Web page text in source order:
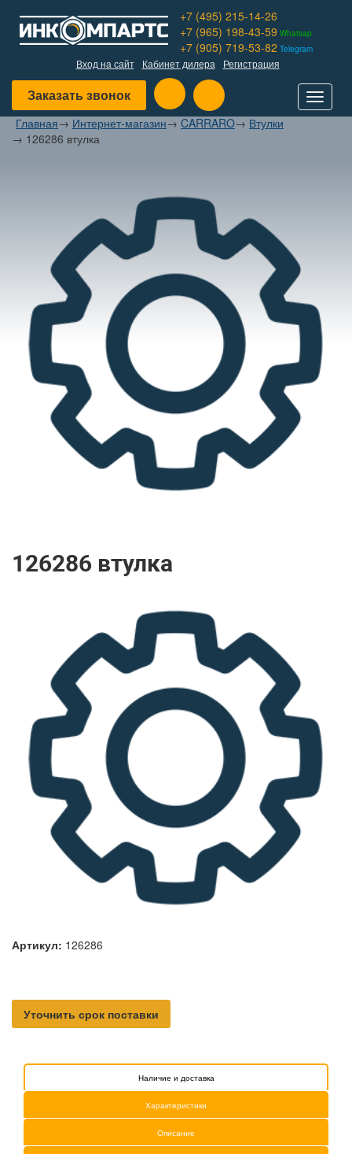
+7 (495) 215-14-26
+7 (965) 198-43-59 Whatsap
+7 (905) 719-53-82 Telegram
Вход на сайт Кабинет дилера Регистрация
Заказать звонок
Toggle
Главная→ Интернет-магазин→ CARRARO→ Втулки
→ 126286 втулка
126286 втулка
Артикул: 126286
Уточнить срок поставки
Наличие и доставка
Характеристики
Описание